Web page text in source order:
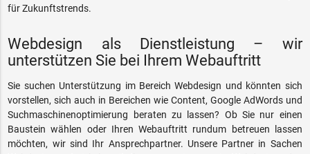
für Zukunftstrends.
Webdesign als Dienstleistung – wir
unterstützen Sie bei Ihrem Webauftritt
Sie suchen Unterstützung im Bereich Webdesign und könnten sich
vorstellen, sich auch in Bereichen wie Content, Google AdWords und
Suchmaschinenoptimierung beraten zu lassen? Ob Sie nur einen
Baustein wählen oder Ihren Webauftritt rundum betreuen lassen
möchten, wir sind Ihr Ansprechpartner. Unsere Partner in Sachen